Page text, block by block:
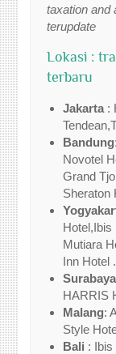
taxation and
terupdate
Lokasi :
terbaru
Jakarta :
Bandung
Novotel
Grand
Sheraton
Hotel,Ibis
Mutiara
Inn Hotel .
Surabaya
HARRIS
Malang:
Style
Bali : Ibis